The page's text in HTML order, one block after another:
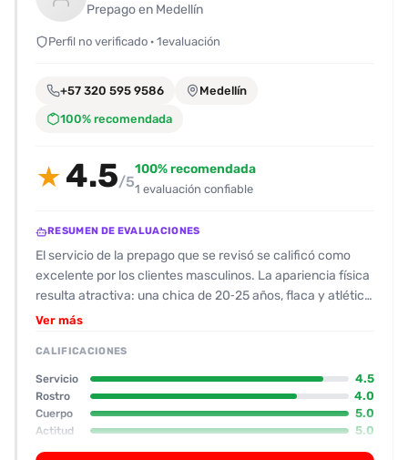
favoritas
para
fácilmente.
Prepago en Medellín
Perfil no verificado · 1evaluación
+57 320 595 9586 Medellín
100% recomendada
★ 4.5/5
100% recomendada
1 evaluación confiable
RESUMEN DE EVALUACIONES
El servicio de la prepago que se revisó se calificó como
excelente por los clientes masculinos. La apariencia física
resulta atractiva: una chica de 20‑25 años, flaca y atlética,
con rostro bonito y mirada pícaro; senos operados que
higiene y vestimenta, la prepago se presenta impecable,
con un top y falda que le quedan espectaculares y un
ambiente de apartamento privado y seguro. Su actitud es
muy amable, conversadora y gana confianza
rápidamente; la interacción antes y durante el acto es
fluida y la cliente está abierta a cambiar posiciones sin
Ver más
CALIFICACIONES
Servicio 4.5
Rostro 4.0
Cuerpo 5.0
Actitud 5.0